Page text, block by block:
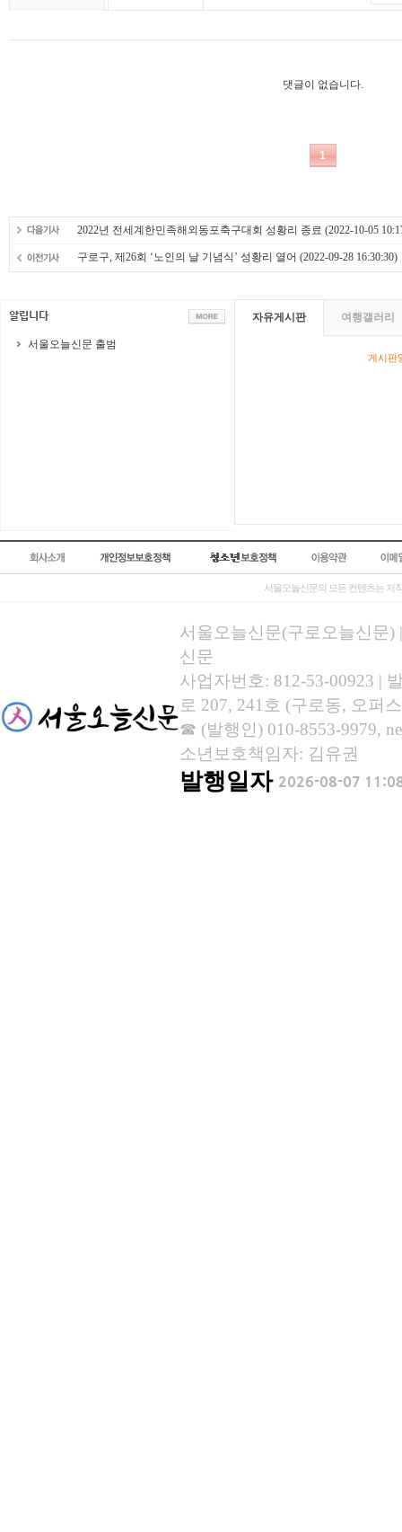
2022년 전세계한민족해외동포축구대회 성황리 종료 (2022-10-05
구로구, 제26회 ‘노인의 날 기념식’ 성황리 열어 (2022-09-28 16:30:30)
서울오늘신문 출범
자유게시판 여행갤러리
게시판
서울오늘신문의 모든 컨텐츠는 저
서울오늘신문(구로오늘신문)
신문
사업자번호: 812-53-00923 |
로 207, 241호 (구로동, 오퍼
☎ (발행인) 010-8553-9979,
소년보호책임자: 김유권
발행일자